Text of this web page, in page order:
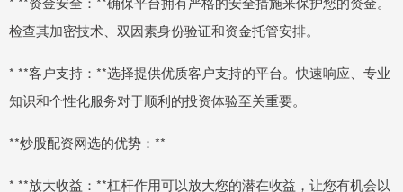
检查其加密技术、双因素身份验证和资金托管安排。
* **客户支持：**选择提供优质客户支持的平台。快速响应、专业
知识和个性化服务对于顺利的投资体验至关重要。
**炒股配资网选的优势：**
* **放大收益：**杠杆作用可以放大您的潜在收益，让您有机会以